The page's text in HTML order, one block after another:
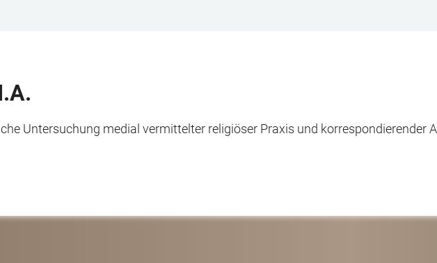
Untersuchung medial vermittelter religiöser Praxis und korrespondierender